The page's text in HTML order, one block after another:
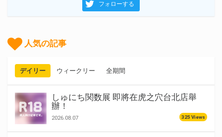
フォローする
人気の記事
デイリー ウィークリー 全期間
しゅにち関数展 即將在虎之穴台北店舉
辦！
2026.08.07 325 Views